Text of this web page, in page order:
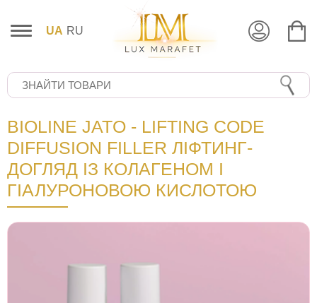
UA RU
BIOLINE JATO - LIFTING CODE
DIFFUSION FILLER ЛІФТИНГ-
ДОГЛЯД ІЗ КОЛАГЕНОМ І
ГІАЛУРОНОВОЮ КИСЛОТОЮ